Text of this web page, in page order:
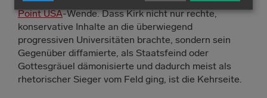
Point USA-Wende. Dass Kirk nicht nur rechte,
konservative Inhalte an die überwiegend
progressiven Universitäten brachte, sondern sein
Gegenüber diffamierte, als Staatsfeind oder
Gottesgräuel dämonisierte und dadurch meist als
rhetorischer Sieger vom Feld ging, ist die Kehrseite.